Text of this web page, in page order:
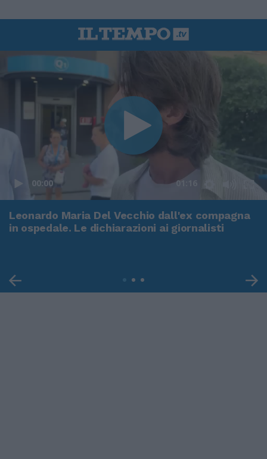
00:00 01:16
Leonardo Maria Del Vecchio dall'ex compagna
in ospedale. Le dichiarazioni ai giornalisti